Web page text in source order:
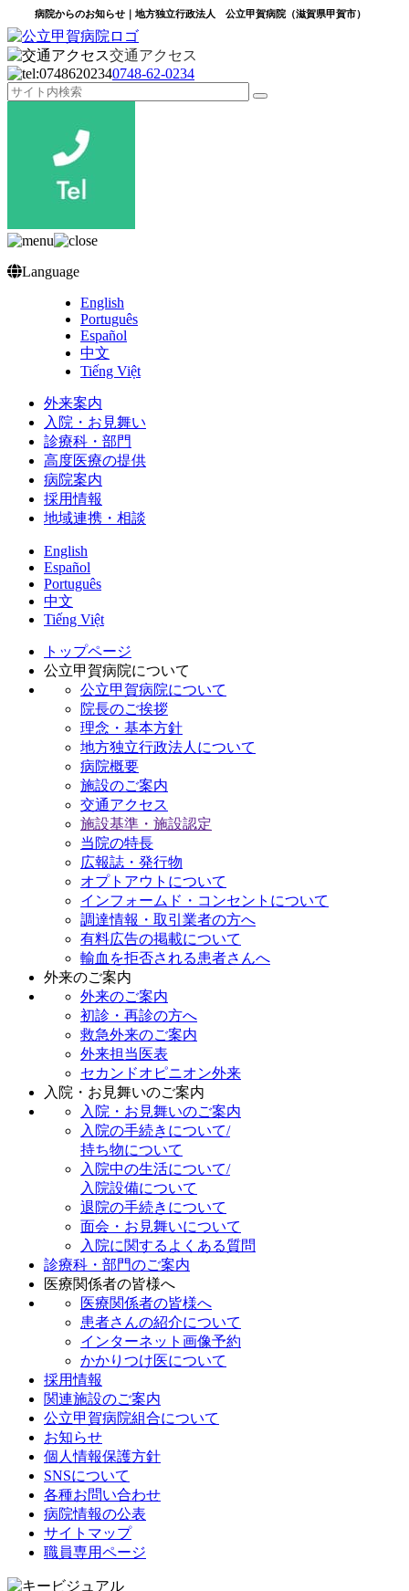
病院からのお知らせ｜地方独立行政法人 公立甲賀病院（滋賀県甲賀市）
交通アクセス
0748‐62‐0234
Language
English
Português
Español
中文
Tiếng Việt
外来案内
入院・お見舞い
診療科・部門
高度医療の提供
病院案内
採用情報
地域連携・相談
English
Español
Português
中文
Tiếng Việt
トップページ
公立甲賀病院について
公立甲賀病院について
院長のご挨拶
理念・基本方針
地方独立行政法人について
病院概要
施設のご案内
交通アクセス
施設基準・施設認定
当院の特長
広報誌・発行物
オプトアウトについて
インフォームド・コンセントについて
調達情報・取引業者の方へ
有料広告の掲載について
輸血を拒否される患者さんへ
外来のご案内
外来のご案内
初診・再診の方へ
救急外来のご案内
外来担当医表
セカンドオピニオン外来
入院・お見舞いのご案内
入院・お見舞いのご案内
入院の手続きについて/
持ち物について
入院中の生活について/
入院設備について
退院の手続きについて
面会・お見舞いについて
入院に関するよくある質問
診療科・部門のご案内
医療関係者の皆様へ
医療関係者の皆様へ
患者さんの紹介について
インターネット画像予約
かかりつけ医について
採用情報
関連施設のご案内
公立甲賀病院組合について
お知らせ
個人情報保護方針
SNSについて
各種お問い合わせ
病院情報の公表
サイトマップ
職員専用ページ